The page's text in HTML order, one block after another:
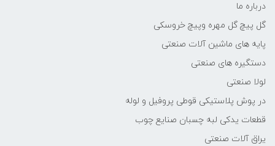
درباره ما
گل پیچ گل مهره وپیچ خروسکی
پایه های ماشین آلات صنعتی
دستگیره های صنعتی
لولا صنعتی
در پوش پلاستیکی قوطی پروفیل و لوله
قطعات یدکی لبه چسبان صنایع چوب
یراق آلات صنعتی